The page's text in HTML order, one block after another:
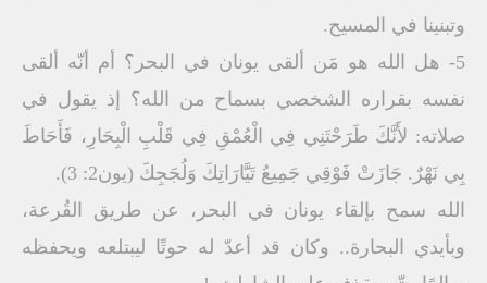
وتبنينا في المسيح.
5- هل الله هو مَن ألقى يونان في البحر؟ أم أنّه ألقى
نفسه بقراره الشخصي بسماح من الله؟ إذ يقول في
صلاته: لأَنَّكَ طَرَحْتَنِي فِي الْعُمْقِ فِي قَلْبِ الْبِحَارِ، فَأَحَاطَ
بِي نَهْرٌ. جَازَتْ فَوْقِي جَمِيعُ تَيَّارَاتِكَ وَلُجَجِكَ (يون2: 3).
الله سمح بإلقاء يونان في البحر، عن طريق القُرعة،
وبأيدي البحارة.. وكان قد أعدّ له حوتًا ليبتلعه ويحفظه